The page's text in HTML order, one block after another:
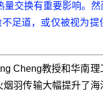
交换有重要影响。
足道，或仅被视为
Cheng教授和华南理
羽传输大幅提升了